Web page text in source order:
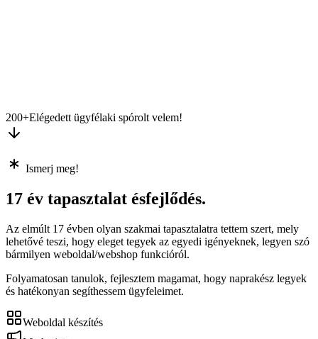
200+Elégedett ügyfélaki spórolt velem!
Ismerj meg!
17 év tapasztalat ésfejlődés.
Az elmúlt 17 évben olyan szakmai tapasztalatra tettem szert, mely
lehetővé teszi, hogy eleget tegyek az egyedi igényeknek, legyen szó
bármilyen weboldal/webshop funkcióról.
Folyamatosan tanulok, fejlesztem magamat, hogy naprakész legyek
és hatékonyan segíthessem ügyfeleimet.
Weboldal készítés